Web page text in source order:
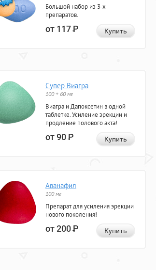
Большой набор из 3-х
препаратов.
от 117Р Купить
Супер Виагра
100 + 60 мг
Виагра и Дапоксетин в одной
таблетке. Усиление эрекции и
продление полового акта!
от 90Р Купить
Аванафил
100 мг
Препарат для усиления эрекции
нового поколения!
от 200Р Купить